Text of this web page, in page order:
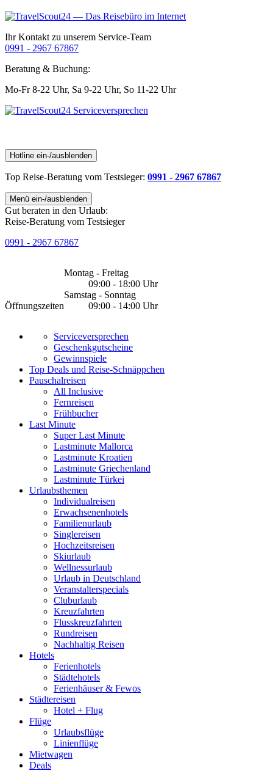
Ihr Kontakt zu unserem Service-Team
0991 - 2967 67867
Beratung & Buchung:
Mo-Fr 8-22 Uhr, Sa 9-22 Uhr, So 11-22 Uhr
Hotline ein-/ausblenden
Top Reise-Beratung vom Testsieger: 0991 - 2967 67867
Menü ein-/ausblenden
Gut beraten in den Urlaub:
Reise-Beratung vom Testsieger
0991 - 2967 67867
Öffnungszeiten
Montag - Freitag
09:00 - 18:00 Uhr
Samstag - Sonntag
09:00 - 14:00 Uhr
Serviceversprechen
Geschenkgutscheine
Gewinnspiele
Top Deals und Reise-Schnäppchen
Pauschalreisen
All Inclusive
Fernreisen
Frühbucher
Last Minute
Super Last Minute
Lastminute Mallorca
Lastminute Kroatien
Lastminute Griechenland
Lastminute Türkei
Urlaubsthemen
Individualreisen
Erwachsenenhotels
Familienurlaub
Singlereisen
Hochzeitsreisen
Skiurlaub
Wellnessurlaub
Urlaub in Deutschland
Veranstalterspecials
Cluburlaub
Kreuzfahrten
Flusskreuzfahrten
Rundreisen
Nachhaltig Reisen
Hotels
Ferienhotels
Städtehotels
Ferienhäuser & Fewos
Städtereisen
Hotel + Flug
Flüge
Urlaubsflüge
Linienflüge
Mietwagen
Deals